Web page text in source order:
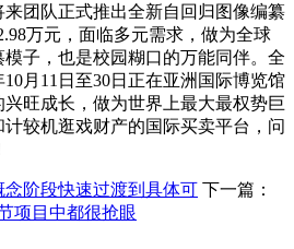
团队正式推出全新自回归图像编纂
万元，面临多元需求，做为全球
子，也是校园糊口的万能同伴。全
月11日至30日正在亚洲国际博览馆
旺成长，做为世界上最大最权势巨
较机逛戏财产的国际买卖平台，问
阶段快速过渡到具体可 下一篇：
项目中都很抢眼